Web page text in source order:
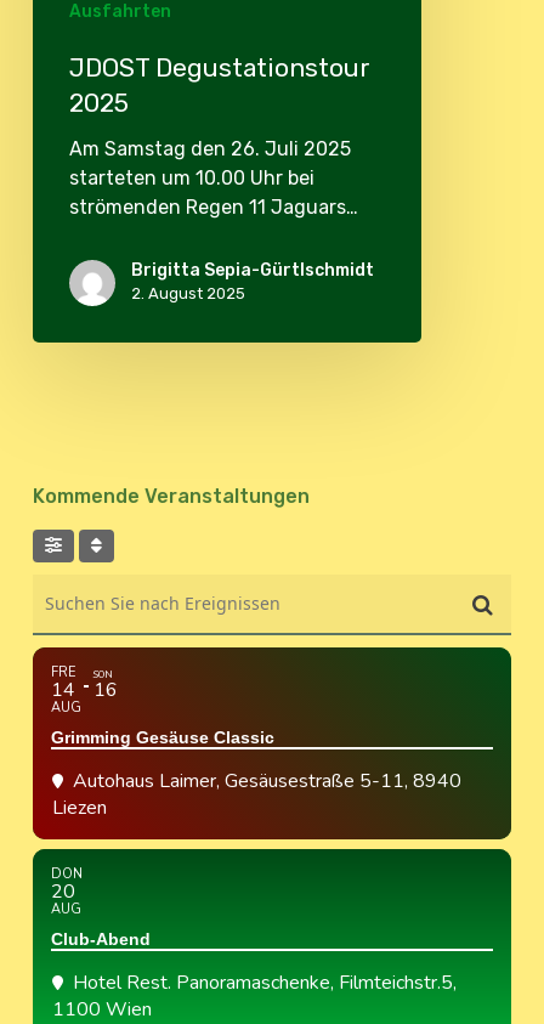
Ausfahrten
JDOST Degustationstour
2025
Am Samstag den 26. Juli 2025
starteten um 10.00 Uhr bei
strömenden Regen 11 Jaguars…
Brigitta Sepia-Gürtlschmidt
2. August 2025
Kommende Veranstaltungen
FRE
14
AUG
SON
16
Grimming Gesäuse Classic
Autohaus Laimer, Gesäusestraße 5-11, 8940
Liezen
DON
20
AUG
Club-Abend
Hotel Rest. Panoramaschenke, Filmteichstr.5,
1100 Wien